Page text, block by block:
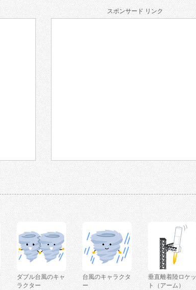
スポンサード リンク
ダブル台風のキャ
ラクター
台風のキャラクタ
ー
垂直離着陸ロケッ
ト（アーム）